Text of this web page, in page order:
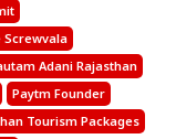
Screwvala
Adani Rajasthan
Paytm Founder
Tourism Packages